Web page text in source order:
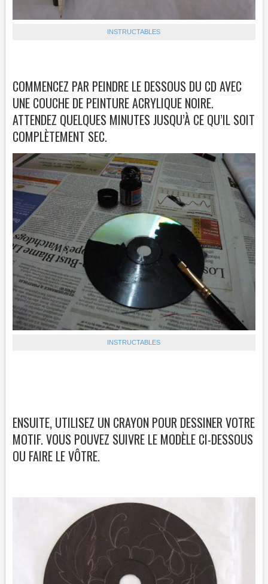
INSTRUCTABLES
COMMENCEZ PAR PEINDRE LE DESSOUS DU CD AVEC
UNE COUCHE DE PEINTURE ACRYLIQUE NOIRE.
ATTENDEZ QUELQUES MINUTES JUSQU’À CE QU’IL SOIT
COMPLÈTEMENT SEC.
INSTRUCTABLES
ENSUITE, UTILISEZ UN CRAYON POUR DESSINER VOTRE
MOTIF. VOUS POUVEZ SUIVRE LE MODÈLE CI-DESSOUS
OU FAIRE LE VÔTRE.